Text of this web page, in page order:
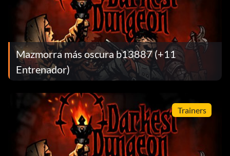
Mazmorra más oscura b13887 (+11
Entrenador)
Trainers